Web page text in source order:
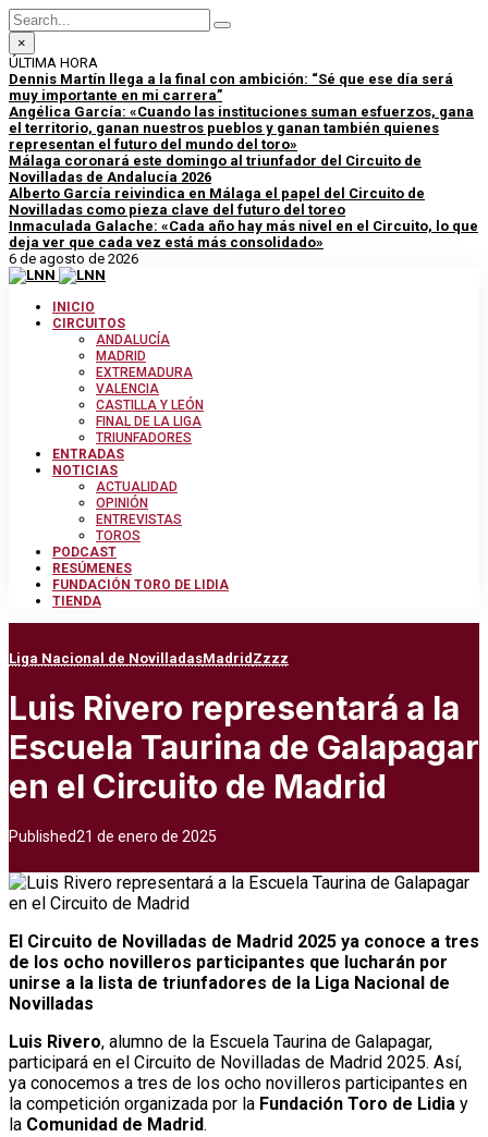
×
ÚLTIMA HORA
Dennis Martín llega a la final con ambición: “Sé que ese día será
muy importante en mi carrera”
Angélica García: «Cuando las instituciones suman esfuerzos, gana
el territorio, ganan nuestros pueblos y ganan también quienes
representan el futuro del mundo del toro»
Málaga coronará este domingo al triunfador del Circuito de
Novilladas de Andalucía 2026
Alberto García reivindica en Málaga el papel del Circuito de
Novilladas como pieza clave del futuro del toreo
Inmaculada Galache: «Cada año hay más nivel en el Circuito, lo que
deja ver que cada vez está más consolidado»
6 de agosto de 2026
INICIO
CIRCUITOS
ANDALUCÍA
MADRID
EXTREMADURA
VALENCIA
CASTILLA Y LEÓN
FINAL DE LA LIGA
TRIUNFADORES
ENTRADAS
NOTICIAS
ACTUALIDAD
OPINIÓN
ENTREVISTAS
TOROS
PODCAST
RESÚMENES
FUNDACIÓN TORO DE LIDIA
TIENDA
Liga Nacional de NovilladasMadrid Zzzz
Luis Rivero representará a la
Escuela Taurina de Galapagar
en el Circuito de Madrid
Published21 de enero de 2025
El Circuito de Novilladas de Madrid 2025 ya conoce a tres
de los ocho novilleros participantes que lucharán por
unirse a la lista de triunfadores de la Liga Nacional de
Novilladas
Luis Rivero, alumno de la Escuela Taurina de Galapagar,
participará en el Circuito de Novilladas de Madrid 2025. Así,
ya conocemos a tres de los ocho novilleros participantes en
la competición organizada por la Fundación Toro de Lidia y
la Comunidad de Madrid.